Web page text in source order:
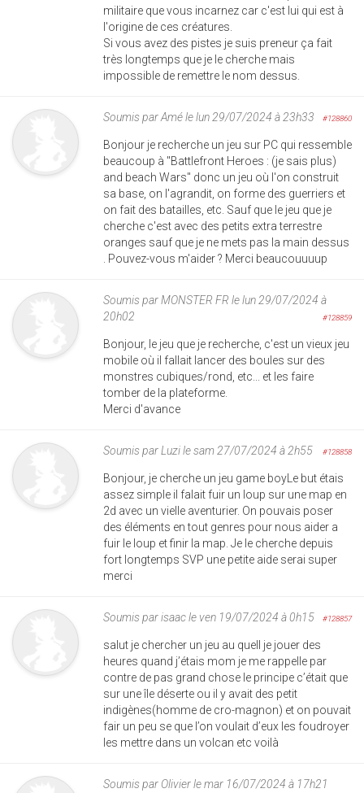
militaire que vous incarnez car c'est lui qui est à
l'origine de ces créatures.
Si vous avez des pistes je suis preneur ça fait
très longtemps que je le cherche mais
impossible de remettre le nom dessus.
Soumis parAméle lun 29/07/2024 à 23h33 #128860
Bonjour je recherche un jeu sur PC qui ressemble
beaucoup à "Battlefront Heroes : (je sais plus)
and beach Wars" donc un jeu où l'on construit
sa base, on l'agrandit, on forme des guerriers et
on fait des batailles, etc. Sauf que le jeu que je
cherche c'est avec des petits extra terrestre
oranges sauf que je ne mets pas la main dessus
. Pouvez-vous m'aider ? Merci beaucouuuup
Soumis parMONSTER FR le lun 29/07/2024 à
20h02
#128859
Bonjour, le jeu que je recherche, c'est un vieux jeu
mobile où il fallait lancer des boules sur des
monstres cubiques/rond, etc... et les faire
tomber de la plateforme.
Merci d'avance
Soumis parLuzile sam 27/07/2024 à 2h55 #128858
Bonjour, je cherche un jeu game boyLe but étais
assez simple il falait fuir un loup sur une map en
2d avec un vielle aventurier. On pouvais poser
des éléments en tout genres pour nous aider a
fuir le loup et finir la map. Je le cherche depuis
fort longtemps SVP une petite aide serai super
merci
Soumis parisaacle ven 19/07/2024 à 0h15 #128857
salut je chercher un jeu au quell je jouer des
heures quand j’étais mom je me rappelle par
contre de pas grand chose le principe c’était que
sur une île déserte ou il y avait des petit
indigènes(homme de cro-magnon) et on pouvait
fair un peu se que l’on voulait d’eux les foudroyer
les mettre dans un volcan etc voilà
Soumis par Olivierle mar 16/07/2024 à 17h21